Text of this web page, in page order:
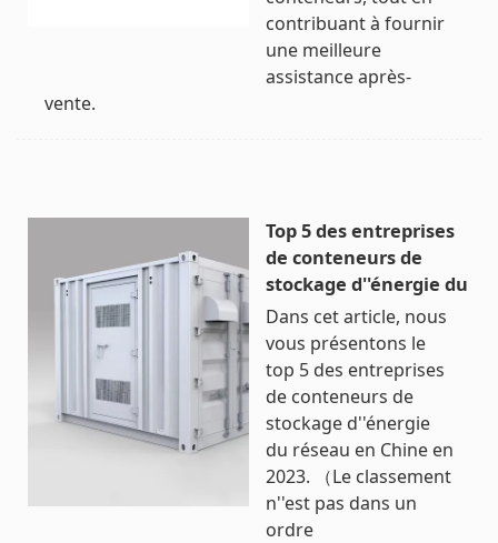
contribuant à fournir
une meilleure
assistance après-
vente.
Top 5 des entreprises
de conteneurs de
stockage d''énergie du
Dans cet article, nous
vous présentons le
top 5 des entreprises
de conteneurs de
stockage d''énergie
du réseau en Chine en
2023. （Le classement
n''est pas dans un
ordre